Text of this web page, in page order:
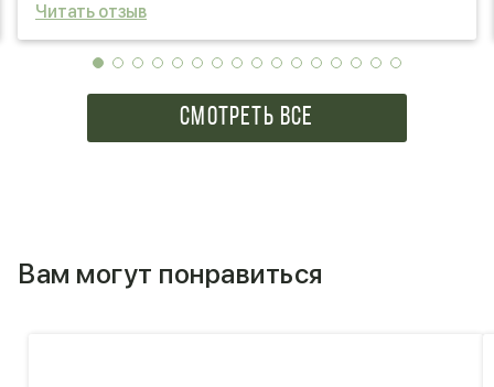
огромное за ваш труд !
Читать отзыв
СМОТРЕТЬ ВСЕ
Вам могут понравиться